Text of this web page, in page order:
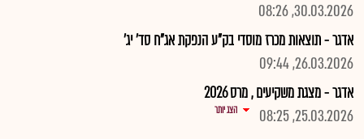
30.03.2026, 08:26
אדגר - תוצאות מכרז מוסדי בק"ע הנפקת אג"ח סד' יג'
26.03.2026, 09:44
אדגר - מצגת משקיעים , מרס 2026
25.03.2026, 08:25
הצג יותר